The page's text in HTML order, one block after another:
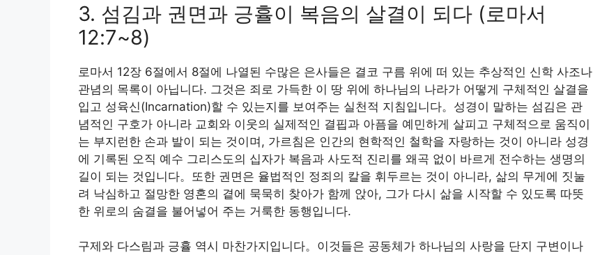
3. 섬김과 권면과 긍휼이 복음의 살결이 되다 (로마서
12:7~8)
로마서 12장 6절에서 8절에 나열된 수많은 은사들은 결코 구름 위에 떠 있는 추상적인 신학 사조나
관념의 목록이 아닙니다. 그것은 죄로 가득한 이 땅 위에 하나님의 나라가 어떻게 구체적인 살결을
입고 성육신(Incarnation)할 수 있는지를 보여주는 실천적 지침입니다。성경이 말하는 섬김은 관
념적인 구호가 아니라 교회와 이웃의 실제적인 결핍과 아픔을 예민하게 살피고 구체적으로 움직이
는 부지런한 손과 발이 되는 것이며, 가르침은 인간의 현학적인 철학을 자랑하는 것이 아니라 성경
에 기록된 오직 예수 그리스도의 십자가 복음과 사도적 진리를 왜곡 없이 바르게 전수하는 생명의
길이 되는 것입니다。또한 권면은 율법적인 정죄의 칼을 휘두르는 것이 아니라, 삶의 무게에 짓눌
려 낙심하고 절망한 영혼의 곁에 묵묵히 찾아가 함께 앉아, 그가 다시 삶을 시작할 수 있도록 따뜻
한 위로의 숨결을 불어넣어 주는 거룩한 동행입니다.
구제와 다스림과 긍휼 역시 마찬가지입니다。이것들은 공동체가 하나님의 사랑을 단지 구변이나